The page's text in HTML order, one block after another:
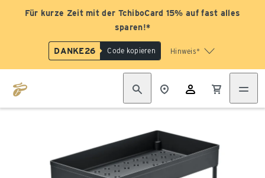
Für kurze Zeit mit der TchiboCard 15% auf fast alles
sparen!*
DANKE26 Code kopieren Hinweis*